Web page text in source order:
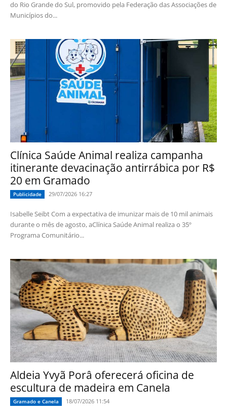
do Rio Grande do Sul, promovido pela Federação das Associações de
Municípios do...
Clínica Saúde Animal realiza campanha
itinerante devacinação antirrábica por R$
20 em Gramado
Publicidade 29/07/2026 16:27
Isabelle Seibt Com a expectativa de imunizar mais de 10 mil animais
durante o mês de agosto, aClínica Saúde Animal realiza o 35º
Programa Comunitário...
Aldeia Yvyã Porâ oferecerá oficina de
escultura de madeira em Canela
Gramado e Canela 18/07/2026 11:54